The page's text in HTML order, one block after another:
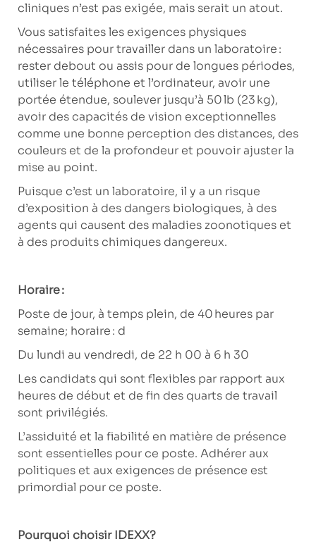
cliniques n’est pas exigée, mais serait un atout.
Vous satisfaites les exigences physiques
nécessaires pour travailler dans un laboratoire :
rester debout ou assis pour de longues périodes,
utiliser le téléphone et l’ordinateur, avoir une
portée étendue, soulever jusqu’à 50 lb (23 kg),
avoir des capacités de vision exceptionnelles
comme une bonne perception des distances, des
couleurs et de la profondeur et pouvoir ajuster la
mise au point.
Puisque c’est un laboratoire, il y a un risque
d’exposition à des dangers biologiques, à des
agents qui causent des maladies zoonotiques et
à des produits chimiques dangereux.
Horaire :
Poste de jour, à temps plein, de 40 heures par
semaine; horaire : d
Du lundi au vendredi, de 22 h 00 à 6 h 30
Les candidats qui sont flexibles par rapport aux
heures de début et de fin des quarts de travail
sont privilégiés.
L’assiduité et la fiabilité en matière de présence
sont essentielles pour ce poste. Adhérer aux
politiques et aux exigences de présence est
primordial pour ce poste.
Pourquoi choisir IDEXX?